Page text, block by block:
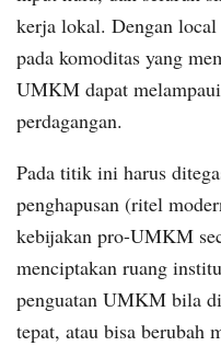
kerja lokal. Dengan
pada komoditas yang
UMKM dapat
perdagangan.
Pada titik ini harus
penghapusan (ritel
kebijakan pro-UMKM
menciptakan ruang
penguatan UMKM bila
tepat, atau bisa berubah